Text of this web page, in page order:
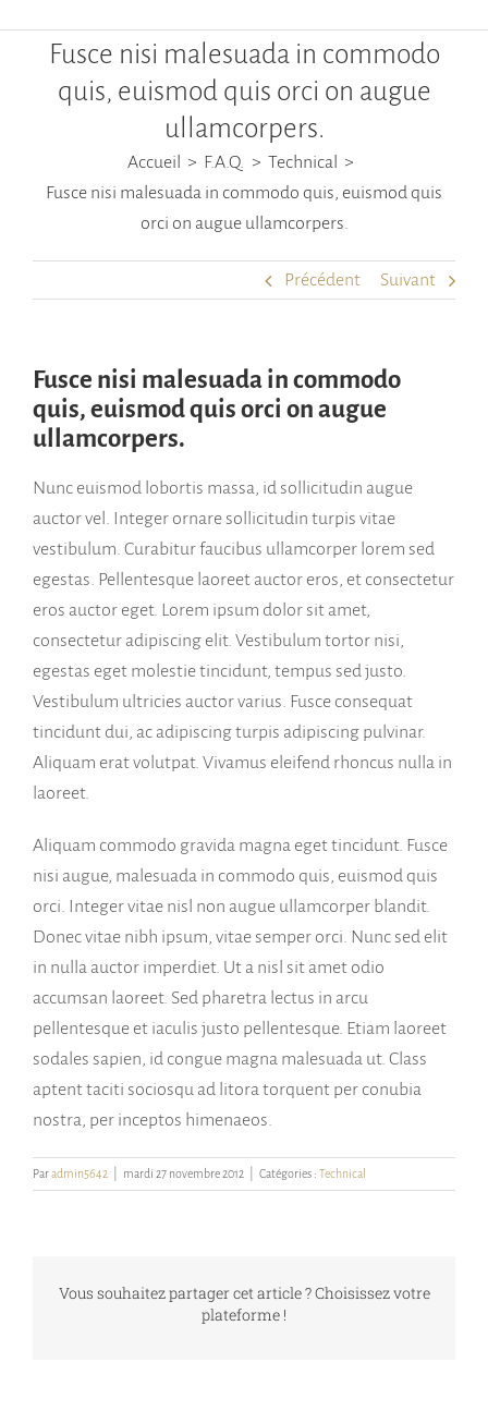
Fusce nisi malesuada in commodo
quis, euismod quis orci on augue
ullamcorpers.
Accueil F.A.Q.
Technical
Fusce nisi malesuada in commodo quis, euismod quis
orci on augue ullamcorpers.
Précédent Suivant
Fusce nisi malesuada in commodo
quis, euismod quis orci on augue
ullamcorpers.
Nunc euismod lobortis massa, id sollicitudin augue
auctor vel. Integer ornare sollicitudin turpis vitae
vestibulum. Curabitur faucibus ullamcorper lorem sed
egestas. Pellentesque laoreet auctor eros, et consectetur
eros auctor eget. Lorem ipsum dolor sit amet,
consectetur adipiscing elit. Vestibulum tortor nisi,
egestas eget molestie tincidunt, tempus sed justo.
Vestibulum ultricies auctor varius. Fusce consequat
tincidunt dui, ac adipiscing turpis adipiscing pulvinar.
Aliquam erat volutpat. Vivamus eleifend rhoncus nulla in
laoreet.
Aliquam commodo gravida magna eget tincidunt. Fusce
nisi augue, malesuada in commodo quis, euismod quis
orci. Integer vitae nisl non augue ullamcorper blandit.
Donec vitae nibh ipsum, vitae semper orci. Nunc sed elit
in nulla auctor imperdiet. Ut a nisl sit amet odio
accumsan laoreet. Sed pharetra lectus in arcu
pellentesque et iaculis justo pellentesque. Etiam laoreet
sodales sapien, id congue magna malesuada ut. Class
aptent taciti sociosqu ad litora torquent per conubia
nostra, per inceptos himenaeos.
Paradmin5642 mardi 27 novembre 2012 Catégories : Technical
Vous souhaitez partager cet article ? Choisissez votre
plateforme !